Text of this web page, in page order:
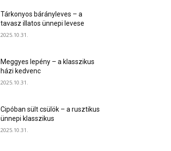
Tárkonyos bárányleves – a
tavasz illatos ünnepi levese
2025.10.31.
Meggyes lepény – a klasszikus
házi kedvenc
2025.10.31.
Cipóban sült csülök – a rusztikus
ünnepi klasszikus
2025.10.31.